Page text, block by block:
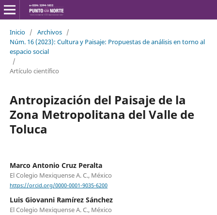
Inicio / Archivos /
Núm. 16 (2023): Cultura y Paisaje: Propuestas de análisis en torno al
espacio social
/
Artículo científico
Antropización del Paisaje de la
Zona Metropolitana del Valle de
Toluca
Marco Antonio Cruz Peralta
El Colegio Mexiquense A. C., México
https://orcid.org/0000-0001-9035-6200
Luis Giovanni Ramírez Sánchez
El Colegio Mexiquense A. C., México